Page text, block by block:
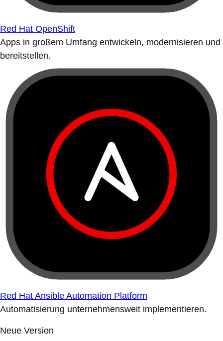
Red Hat OpenShift
Apps in großem Umfang entwickeln, modernisieren und
bereitstellen.
Red Hat Ansible Automation Platform
Automatisierung unternehmensweit implementieren.
Neue Version